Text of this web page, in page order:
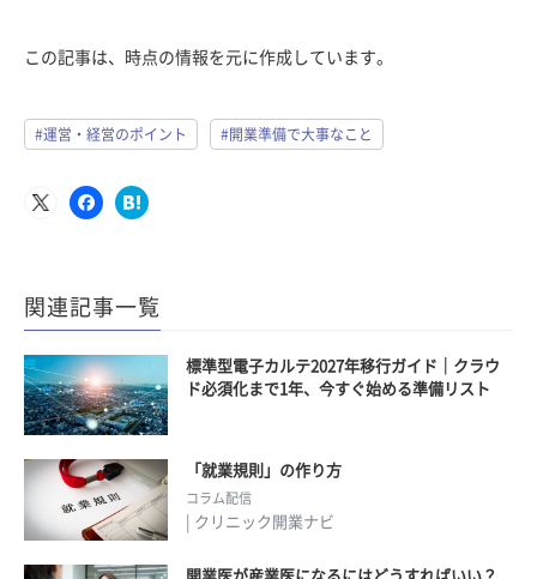
この記事は、時点の情報を元に作成しています。
#運営・経営のポイント #開業準備で大事なこと
関連記事一覧
標準型電子カルテ2027年移行ガイド｜クラウ
ド必須化まで1年、今すぐ始める準備リスト
「就業規則」の作り方
コラム配信
| クリニック開業ナビ
開業医が産業医になるにはどうすればいい？